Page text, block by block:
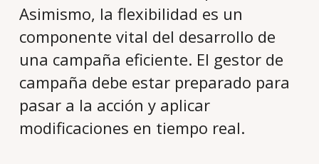
Asimismo, la flexibilidad es un
componente vital del desarrollo de
una campaña eficiente. El gestor de
campaña debe estar preparado para
pasar a la acción y aplicar
modificaciones en tiempo real.